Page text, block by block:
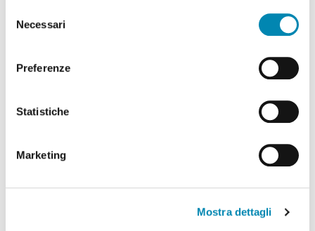
delNecessari
Preferenze
Statistiche
Marketing
Mostra dettagli